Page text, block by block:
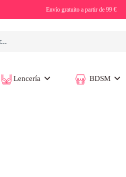
Envío gratuito a partir de 99 €
Lencería BDSM